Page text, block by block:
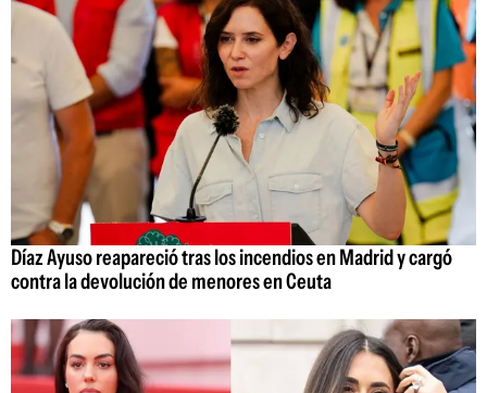
Díaz Ayuso reapareció tras los incendios en Madrid y cargó
contra la devolución de menores en Ceuta